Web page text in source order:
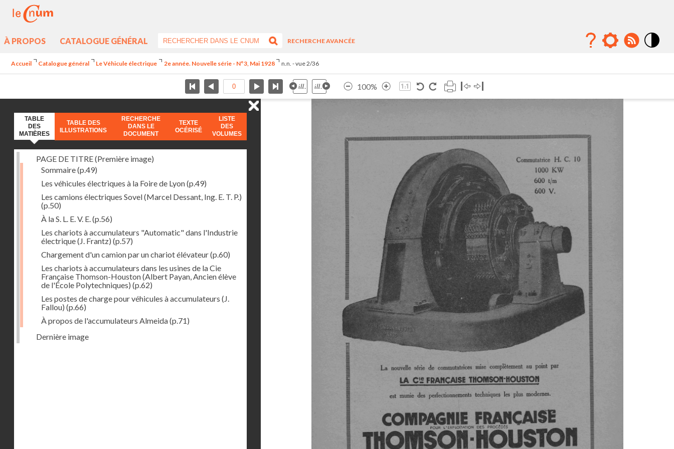
À PROPOS CATALOGUE GÉNÉRAL
RECHERCHE AVANCÉE
Accueil Catalogue général Le Véhicule électrique 2e année. Nouvelle série - N°3, Mai 1928 n.n. - vue 2/36
100%
TABLE
DES
MATIÈRES
TABLE DES
ILLUSTRATIONS
RECHERCHE
DANS LE
DOCUMENT
TEXTE
OCÉRISÉ
LISTE
DES
VOLUMES
PAGE DE TITRE (Première image)
Sommaire(p.49)
Les véhicules électriques à la Foire de Lyon(p.49)
Les camions électriques Sovel (Marcel Dessant, Ing. E. T. P.)
(p.50)
À la S. L. E. V. E.(p.56)
Les chariots à accumulateurs "Automatic" dans l'Industrie
électrique (J. Frantz) (p.57)
Chargement d'un camion par un chariot élévateur(p.60)
Les chariots à accumulateurs dans les usines de la Cie
Française Thomson-Houston (Albert Payan, Ancien élève
de l'École Polytechniques) (p.62)
Les postes de charge pour véhicules à accumulateurs (J.
Fallou) (p.66)
À propos de l'accumulateurs Almeida(p.71)
Dernière image